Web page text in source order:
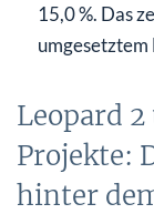
15,0 %. Das
umgesetztem
Leopard
Projekte:
hinter